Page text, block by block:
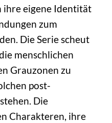
ihre eigene Identität
zum
Die Serie scheut
menschlichen
Grauzonen zu
post-
Die
Charakteren, ihre